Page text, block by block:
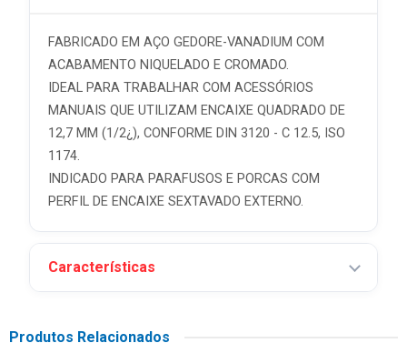
FABRICADO EM AÇO GEDORE-VANADIUM COM
ACABAMENTO NIQUELADO E CROMADO.
IDEAL PARA TRABALHAR COM ACESSÓRIOS
MANUAIS QUE UTILIZAM ENCAIXE QUADRADO DE
12,7 MM (1/2¿), CONFORME DIN 3120 - C 12.5, ISO
1174.
INDICADO PARA PARAFUSOS E PORCAS COM
PERFIL DE ENCAIXE SEXTAVADO EXTERNO.
Características
Produtos Relacionados